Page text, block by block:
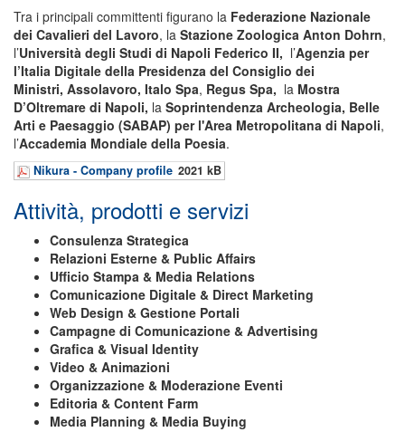
Tra i principali committenti figurano la Federazione Nazionale
dei Cavalieri del Lavoro, la Stazione Zoologica Anton Dohrn,
l’Università degli Studi di Napoli Federico II, l’Agenzia per
l’Italia Digitale della Presidenza del Consiglio dei
Ministri, Assolavoro, Italo Spa, Regus Spa, la Mostra
D’Oltremare di Napoli, la Soprintendenza Archeologia, Belle
Arti e Paesaggio (SABAP) per l'Area Metropolitana di Napoli,
l’Accademia Mondiale della Poesia.
Nikura - Company profile 2021 kB
Attività, prodotti e servizi
Consulenza Strategica
Relazioni Esterne & Public Affairs
Ufficio Stampa & Media Relations
Comunicazione Digitale & Direct Marketing
Web Design & Gestione Portali
Campagne di Comunicazione & Advertising
Grafica & Visual Identity
Video & Animazioni
Organizzazione & Moderazione Eventi
Editoria & Content Farm
Media Planning & Media Buying